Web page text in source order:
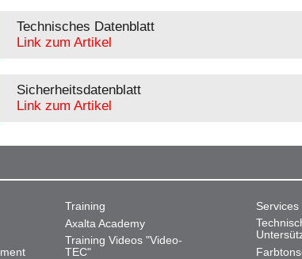
Technisches Datenblatt
Link zum Artikel
Sicherheitsdatenblatt
Link zum Artikel
Training
Axalta Academy
Training Videos "Video-
TEC"
Services